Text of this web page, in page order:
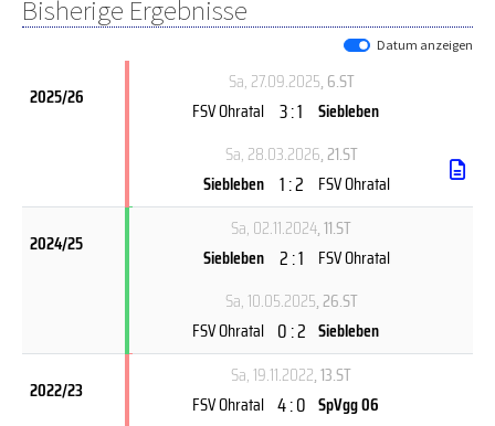
Bisherige Ergebnisse
Datum anzeigen
2025/26
Sa, 27.09.2025, 6.ST
FSV Ohratal 3 : 1 Siebleben
Sa, 28.03.2026, 21.ST
Siebleben 1 : 2 FSV Ohratal
2024/25
Sa, 02.11.2024, 11.ST
Siebleben 2 : 1 FSV Ohratal
Sa, 10.05.2025, 26.ST
FSV Ohratal 0 : 2 Siebleben
2022/23
Sa, 19.11.2022, 13.ST
FSV Ohratal 4 : 0 SpVgg 06